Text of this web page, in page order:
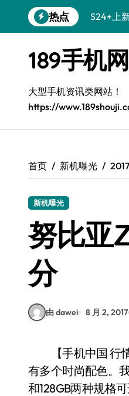
到
热点
S24+上
A56 5G
Galaxy
三星S26
S25美化
Galaxy
S25
189手机网
大型手机资讯类网站！
https://
首页 新机曝光 2017
新机曝光
努比亚
分
由 dawei 8 月 2, 2017
【手机中国 行情】今年6月1号，努比亚在北京水立方发布了新一代无边框旗舰Z17，该机拥
有多个时尚配色。
和128GB两种规格